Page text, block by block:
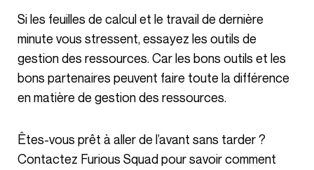
Si les feuilles de calcul et le travail de dernière
minute vous stressent, essayez les outils de
gestion des ressources. Car les bons outils et les
bons partenaires peuvent faire toute la différence
en matière de gestion des ressources.
Êtes-vous prêt à aller de l’avant sans tarder ?
Contactez Furious Squad pour savoir comment